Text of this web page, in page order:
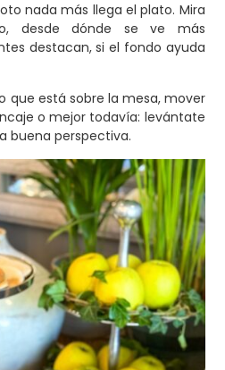
nada más llega el plato. Mira
desde dónde se ve más
destacan, si el fondo ayuda
que está sobre la mesa, mover
o mejor todavía: levántate
buena perspectiva.